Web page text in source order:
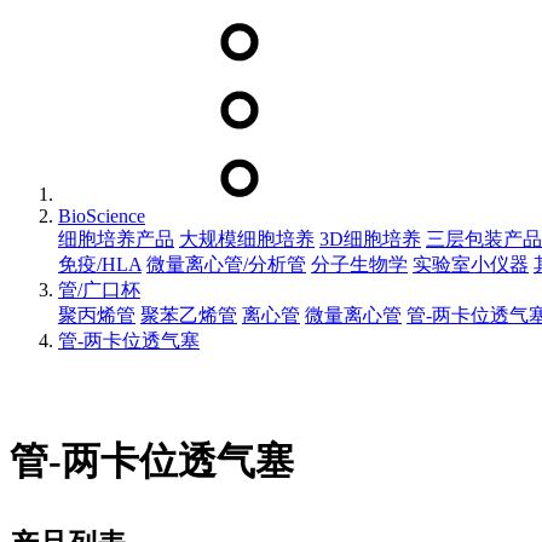
BioScience
细胞培养产品 大规模细胞培养 3D细胞培养 三层包装产品
免疫/HLA 微量离心管/分析管 分子生物学 实验室小仪器
管/广口杯
聚丙烯管 聚苯乙烯管 离心管 微量离心管 管-两卡位透气
管-两卡位透气塞
管-两卡位透气塞